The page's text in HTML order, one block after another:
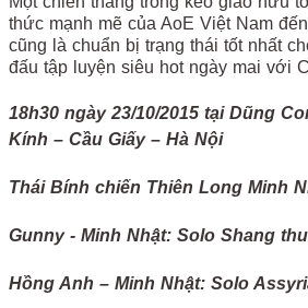
thức mạnh mẽ của AoE Việt Nam
cũng là chuẩn bị trạng thái tốt nhất
đấu tập luyện siêu hot ngày mai với
18h30 ngày 23/10/2015 tại Dũng
Kính – Cầu Giấy – Hà Nội
Thái Bính chiến Thiên Long Minh
Gunny - Minh Nhật: Solo Shang
Hồng Anh – Minh Nhật: Solo